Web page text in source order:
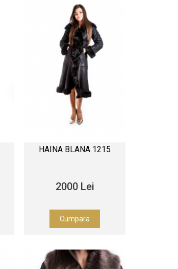
HAINA BLANA 1215
2000 Lei
Cumpara